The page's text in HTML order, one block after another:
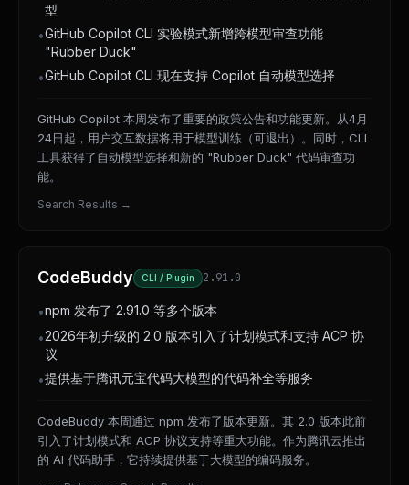
型
•GitHub Copilot CLI 实验模式新增跨模型审查功能
"Rubber Duck"
•GitHub Copilot CLI 现在支持 Copilot 自动模型选择
GitHub Copilot 本周发布了重要的政策公告和功能更新。从4月
24日起，用户交互数据将用于模型训练（可退出）。同时，CLI
工具获得了自动模型选择和新的 "Rubber Duck" 代码审查功
能。
Search Results →
CodeBuddy CLI / Plugin 2.91.0
•npm 发布了 2.91.0 等多个版本
•2026年初升级的 2.0 版本引入了计划模式和支持 ACP 协
议
•提供基于腾讯元宝代码大模型的代码补全等服务
CodeBuddy 本周通过 npm 发布了版本更新。其 2.0 版本此前
引入了计划模式和 ACP 协议支持等重大功能。作为腾讯云推出
的 AI 代码助手，它持续提供基于大模型的编码服务。